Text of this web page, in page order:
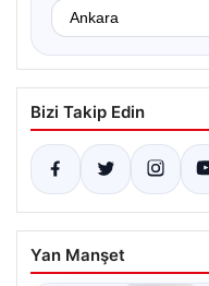
Bizi Takip Edin
Yan Manşet